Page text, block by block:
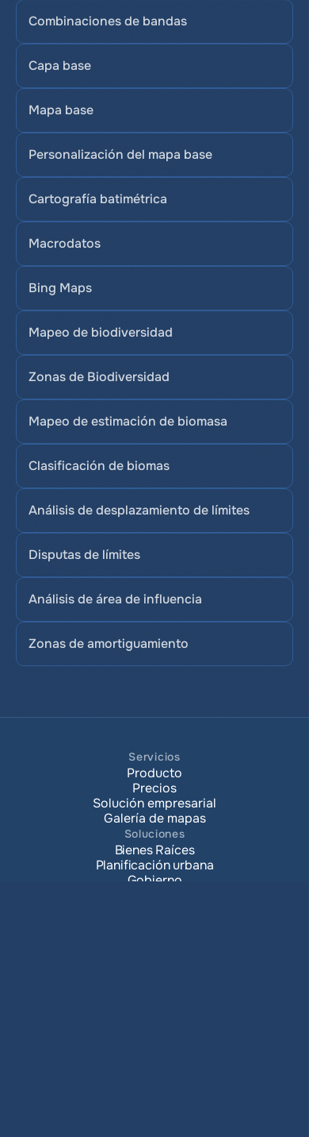
Combinaciones de bandas
Capa base
Mapa base
Personalización del mapa base
Cartografía batimétrica
Macrodatos
Bing Maps
Mapeo de biodiversidad
Zonas de Biodiversidad
Mapeo de estimación de biomasa
Clasificación de biomas
Análisis de desplazamiento de límites
Disputas de límites
Análisis de área de influencia
Zonas de amortiguamiento
Servicios
Producto
Precios
Solución empresarial
Galería de mapas
Soluciones
Bienes Raíces
Planificación urbana
Gobierno